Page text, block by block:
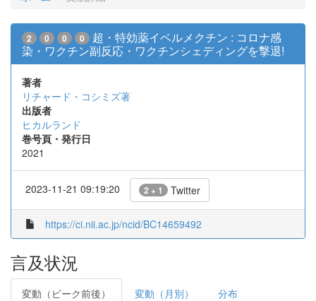
2 0 0 0
超・特効薬イベルメクチン : コロナ感
染・ワクチン副反応・ワクチンシェディングを撃退!
著者
リチャード・コシミズ著
出版者
ヒカルランド
巻号頁・発行日
2021
2023-11-21 09:19:20 2 + 1 Twitter
https://ci.nii.ac.jp/ncid/BC14659492
言及状況
変動（ピーク前後） 変動（月別） 分布